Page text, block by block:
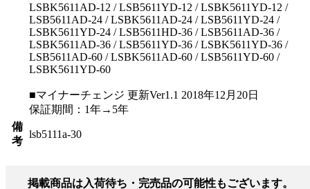
LSBK5611AD-12 / LSB5611YD-12 / LSBK5611YD-12 /
LSB5611AD-24 / LSBK5611AD-24 / LSB5611YD-24 /
LSBK5611YD-24 / LSB5611HD-36 / LSB5611AD-36 /
LSBK5611AD-36 / LSB5611YD-36 / LSBK5611YD-36 /
LSB5611AD-60 / LSBK5611AD-60 / LSB5611YD-60 /
LSBK5611YD-60
■マイナーチェンジ 更新Ver1.1 2018年12月20日
保証期間：1年→5年
備
考
lsb5111a-30
掲載商品は入荷待ち・完売品の可能性もございます。